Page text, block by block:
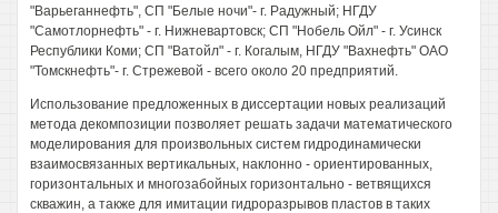
"Варьеганнефть", СП "Белые ночи"- г. Радужный; НГДУ
"Самотлорнефть" - г. Нижневартовск; СП "Нобель Ойл" - г. Усинск
Республики Коми; СП "Ватойл" - г. Когалым, НГДУ "Вахнефть" ОАО
"Томскнефть"- г. Стрежевой - всего около 20 предприятий.
Использование предложенных в диссертации новых реализаций
метода декомпозиции позволяет решать задачи математического
моделирования для произвольных систем гидродинамически
взаимосвязанных вертикальных, наклонно - ориентированных,
горизонтальных и многозабойных горизонтально - ветвящихся
скважин, а также для имитации гидроразрывов пластов в таких